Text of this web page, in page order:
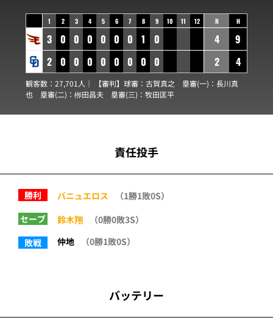
1 2 3 4 5 6 7 8 9 10 11 12
3 0 0 0 0 0 0 1
0
2 0 0 0 0 0 0 0 0
R H
4
9
2
4
観客数：27,701人｜ 【審判】球審： 古賀真之 塁審(一)： 長川真
也 塁審(二)： 栁田昌夫 塁審(三)： 牧田匡平
責任投手
勝利 バニュエロス
（1勝1敗0S）
セーブ
鈴木翔
（0勝0敗3S）
敗戦
仲地 （0勝1敗0S）
バッテリー